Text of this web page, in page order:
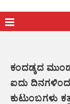
ಕಂದಡ್ಕದ
ಐದು ದಿನಗಳಿಂದ
ಕುಟುಂಬಗಳು